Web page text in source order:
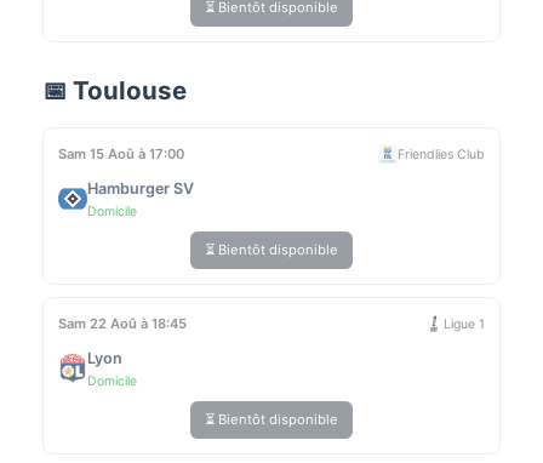
⏳ Bientôt disponible
📅 Toulouse
Sam 15 Aoû à 17:00 Friendlies Club
Hamburger SV
Domicile
⏳ Bientôt disponible
Sam 22 Aoû à 18:45 Ligue 1
Lyon
Domicile
⏳ Bientôt disponible